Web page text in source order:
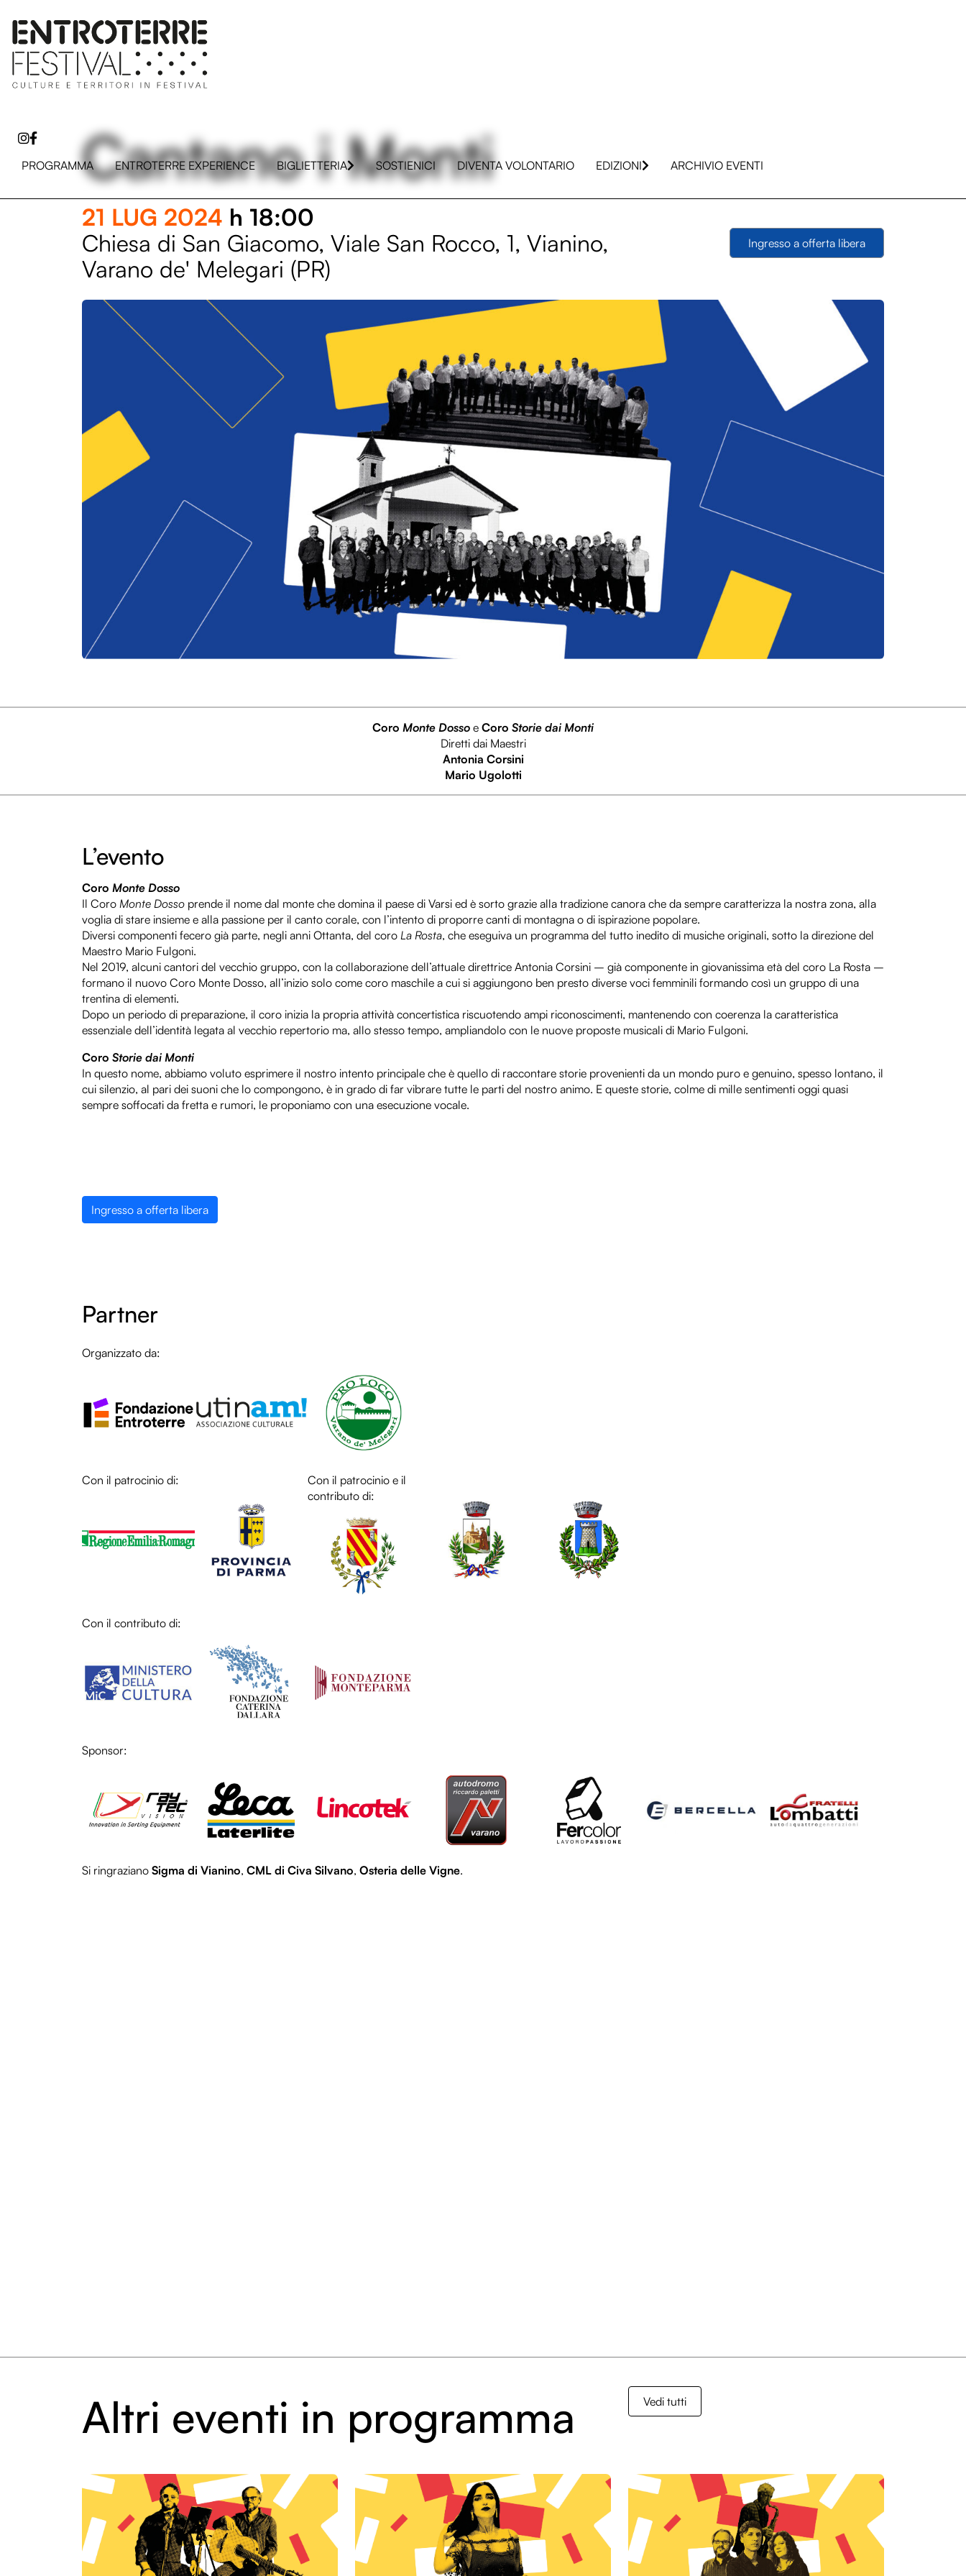
PROGRAMMA ENTROTERRE EXPERIENCE BIGLIETTERIA SOSTIENICI DIVENTA VOLONTARIO EDIZIONI ARCHIVIO EVENTI
Cantano i Monti
21 LUG 2024 h 18:00
Chiesa di San Giacomo, Viale San Rocco, 1, Vianino,
Varano de' Melegari (PR)
Ingresso a offerta libera
Coro Monte Dosso e Coro Storie dai Monti
Diretti dai Maestri
Antonia Corsini
Mario Ugolotti
L’evento
Coro Monte Dosso
Il Coro Monte Dosso prende il nome dal monte che domina il paese di Varsi ed è sorto grazie alla tradizione canora che da sempre caratterizza la nostra zona, alla
voglia di stare insieme e alla passione per il canto corale, con l’intento di proporre canti di montagna o di ispirazione popolare.
Diversi componenti fecero già parte, negli anni Ottanta, del coro La Rosta, che eseguiva un programma del tutto inedito di musiche originali, sotto la direzione del
Maestro Mario Fulgoni.
Nel 2019, alcuni cantori del vecchio gruppo, con la collaborazione dell’attuale direttrice Antonia Corsini – già componente in giovanissima età del coro La Rosta –
formano il nuovo Coro Monte Dosso, all’inizio solo come coro maschile a cui si aggiungono ben presto diverse voci femminili formando così un gruppo di una
trentina di elementi.
Dopo un periodo di preparazione, il coro inizia la propria attività concertistica riscuotendo ampi riconoscimenti, mantenendo con coerenza la caratteristica
essenziale dell’identità legata al vecchio repertorio ma, allo stesso tempo, ampliandolo con le nuove proposte musicali di Mario Fulgoni.
Coro Storie dai Monti
In questo nome, abbiamo voluto esprimere il nostro intento principale che è quello di raccontare storie provenienti da un mondo puro e genuino, spesso lontano, il
cui silenzio, al pari dei suoni che lo compongono, è in grado di far vibrare tutte le parti del nostro animo. E queste storie, colme di mille sentimenti oggi quasi
sempre soffocati da fretta e rumori, le proponiamo con una esecuzione vocale.
Ingresso a offerta libera
Partner
Organizzato da:
Con il patrocinio di:
Con il patrocinio e il
contributo di:
Con il contributo di:
Sponsor:
Si ringraziano Sigma di Vianino, CML di Civa Silvano, Osteria delle Vigne.
Altri eventi in programma Vedi tutti